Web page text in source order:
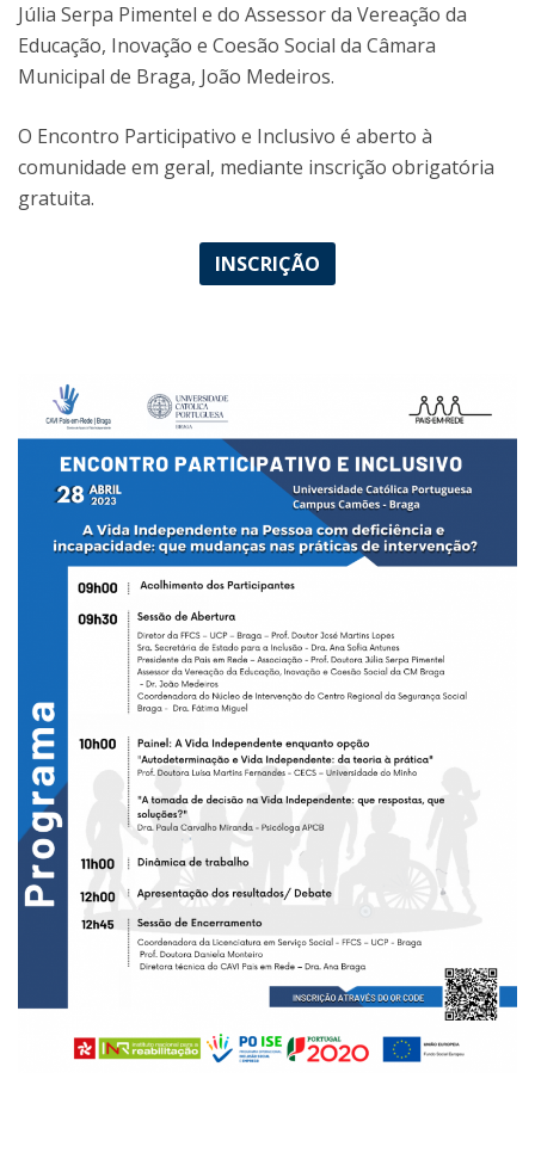
Júlia Serpa Pimentel e do Assessor da Vereação da
Educação, Inovação e Coesão Social da Câmara
Municipal de Braga, João Medeiros.
O Encontro Participativo e Inclusivo é aberto à
comunidade em geral, mediante inscrição obrigatória
gratuita.
INSCRIÇÃO